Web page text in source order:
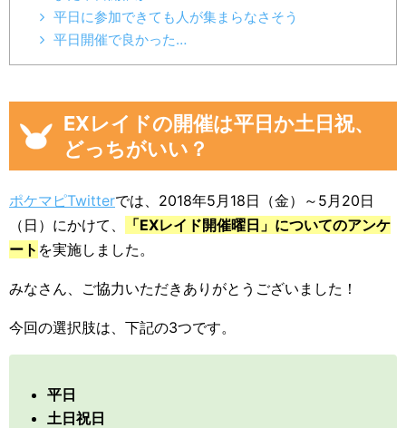
平日に参加できても人が集まらなさそう
平日開催で良かった…
EXレイドの開催は平日か土日祝、
どっちがいい？
ポケマピTwitterでは、2018年5月18日（金）～5月20日
（日）にかけて、
「EXレイド開催曜日」についてのアンケ
ート を実施しました。
みなさん、ご協力いただきありがとうございました！
今回の選択肢は、下記の3つです。
平日
土日祝日